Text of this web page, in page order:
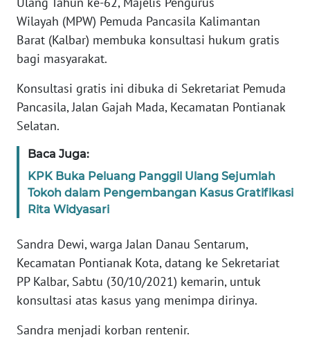
Wilayah (MPW) Pemuda Pancasila Kalimantan
Barat (Kalbar) membuka konsultasi hukum gratis
bagi masyarakat.
Konsultasi gratis ini dibuka di Sekretariat Pemuda
Pancasila, Jalan Gajah Mada, Kecamatan Pontianak
Selatan.
Baca Juga:
KPK Buka Peluang Panggil Ulang Sejumlah
Tokoh dalam Pengembangan Kasus Gratifikasi
Rita Widyasari
Sandra Dewi, warga Jalan Danau Sentarum,
Kecamatan Pontianak Kota, datang ke Sekretariat
PP Kalbar, Sabtu (30/10/2021) kemarin, untuk
konsultasi atas kasus yang menimpa dirinya.
Sandra menjadi korban rentenir.
Informasi
INDEKS
BERITA
KONTAK
INFO
TENTANG
PEDOMAN
MEDIA
SIBER